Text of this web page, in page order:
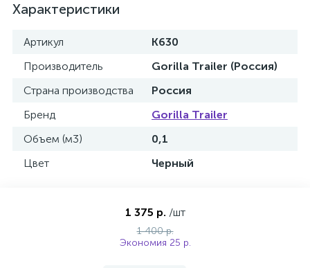
Характеристики
Артикул
К630
Производитель
Gorilla Trailer (Россия)
Страна производства
Россия
Бренд
Gorilla Trailer
Объем (м3)
0,1
Цвет
Черный
1 375 р. /шт
1 400 р.
Экономия 25 р.